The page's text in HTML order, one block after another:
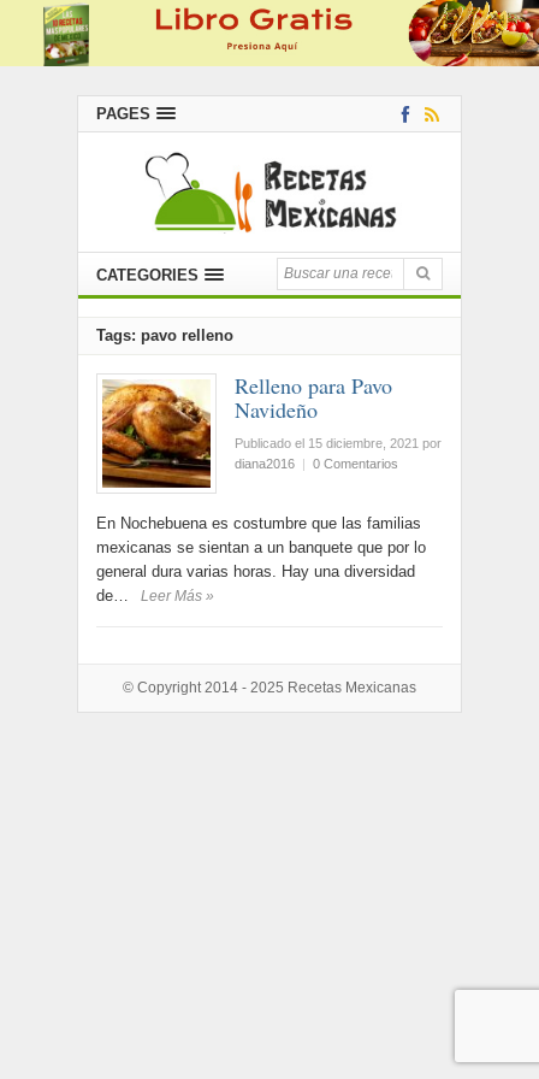
PAGES
CATEGORIES
Tags: pavo relleno
Relleno para Pavo
Navideño
Publicado el 15 diciembre, 2021 por
diana2016 | 0 Comentarios
En Nochebuena es costumbre que las familias
mexicanas se sientan a un banquete que por lo
general dura varias horas. Hay una diversidad
de…
Leer Más »
© Copyright 2014 - 2025 Recetas Mexicanas